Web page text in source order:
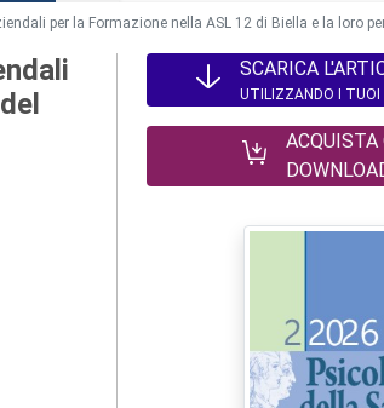
per la Formazione nella ASL 12 di Biella e la loro
SCARICA
UTILIZZANDO I TUOI
ACQUISTA